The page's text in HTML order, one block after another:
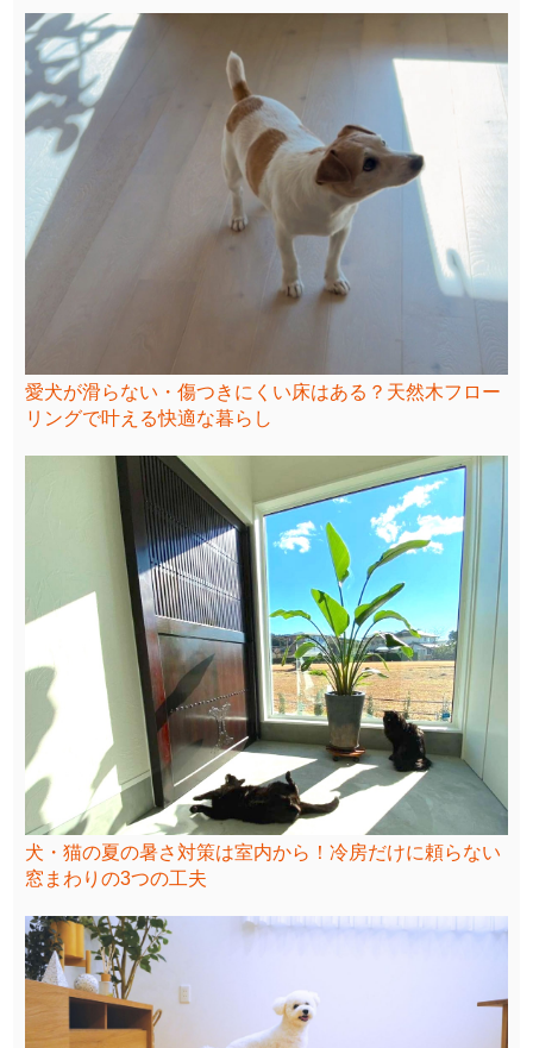
愛犬が滑らない・傷つきにくい床はある？天然木フロー
リングで叶える快適な暮らし
犬・猫の夏の暑さ対策は室内から！冷房だけに頼らない
窓まわりの3つの工夫